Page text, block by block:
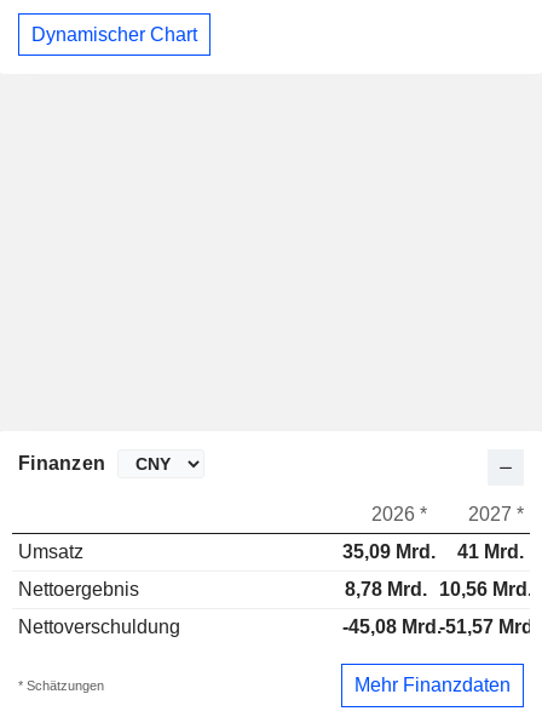
Dynamischer Chart
Finanzen
2026 *
2027 *
Umsatz
35,09 Mrd.
41 Mrd.
Nettoergebnis
8,78 Mrd.
10,56 Mrd.
Nettoverschuldung
-45,08 Mrd.-51,57 Mrd.
* Schätzungen Mehr Finanzdaten